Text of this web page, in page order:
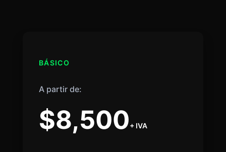
BÁSICO
A partir de:
$8,500+ IVA